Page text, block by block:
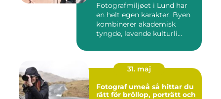
Fotografmiljøet i Lund har
en helt egen karakter. Byen
kombinerer akademisk
tyngde, levende kulturli...
31. maj
Fotograf umeå så hittar du
rätt för bröllop, porträtt och